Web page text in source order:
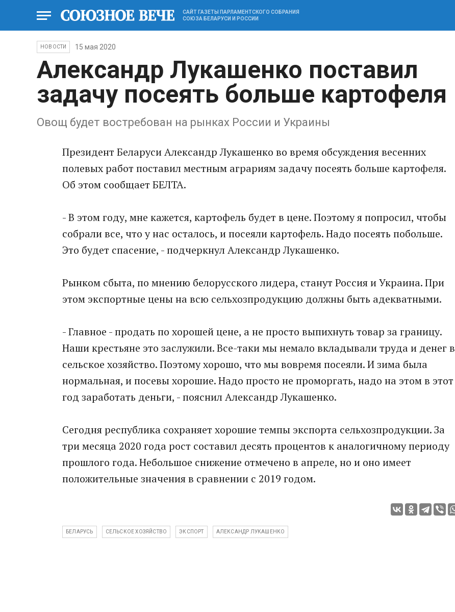
САЙТ ГАЗЕТЫ ПАРЛАМЕНТСКОГО СОБРАНИЯ
СОЮЗА БЕЛАРУСИ И РОССИИ
НОВОСТИ 15 мая 2020
Александр Лукашенко поставил
задачу посеять больше картофеля
Овощ будет востребован на рынках России и Украины
Президент Беларуси Александр Лукашенко во время обсуждения весенних
полевых работ поставил местным аграриям задачу посеять больше картофеля.
Об этом сообщает БЕЛТА.
- В этом году, мне кажется, картофель будет в цене. Поэтому я попросил, чтобы
собрали все, что у нас осталось, и посеяли картофель. Надо посеять побольше.
Это будет спасение, - подчеркнул Александр Лукашенко.
Рынком сбыта, по мнению белорусского лидера, станут Россия и Украина. При
этом экспортные цены на всю сельхозпродукцию должны быть адекватными.
- Главное - продать по хорошей цене, а не просто выпихнуть товар за границу.
Наши крестьяне это заслужили. Все-таки мы немало вкладывали труда и денег в
сельское хозяйство. Поэтому хорошо, что мы вовремя посеяли. И зима была
нормальная, и посевы хорошие. Надо просто не проморгать, надо на этом в этот
год заработать деньги, - пояснил Александр Лукашенко.
Сегодня республика сохраняет хорошие темпы экспорта сельхозпродукции. За
три месяца 2020 года рост составил десять процентов к аналогичному периоду
прошлого года. Небольшое снижение отмечено в апреле, но и оно имеет
положительные значения в сравнении с 2019 годом.
БЕЛАРУСЬ СЕЛЬСКОЕ ХОЗЯЙСТВО ЭКСПОРТ АЛЕКСАНДР ЛУКАШЕНКО